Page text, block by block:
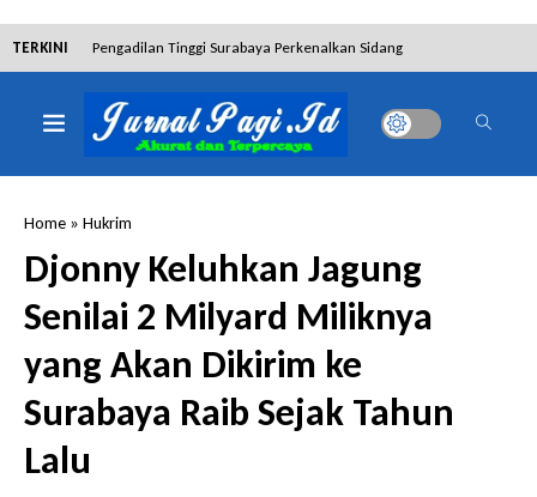
TERKINI Pengadilan Tinggi Surabaya Perkenalkan Sidang
Elektronik dan Sosialisasikan Ketentuan Baru KUHAP
Dibantah Terdakwa Ranto Hensa, Salim Himawan
Terpidana Penipuan 10 Miliar
Lakukan Pencurian dengan Pemberatan,
Muhammad Syifa Dihukum 4 Bulan Penjara
RSUD Bangil Raih Penghargaan Internasional WSO,
Home » Hukrim
Djonny Keluhkan Jagung
Senilai 2 Milyard Miliknya
yang Akan Dikirim ke
Surabaya Raib Sejak Tahun
Lalu